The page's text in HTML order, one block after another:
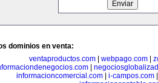
dominios en venta:
ventaproductos.com
webpago.com
|
informacioncomercial.com| i-campos.com|